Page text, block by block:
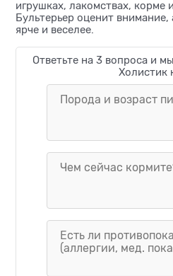
игрушках, лакомствах, корме
Бультерьер оценит
ярче и веселее.
Ответьте на 3 вопроса и
Холистик